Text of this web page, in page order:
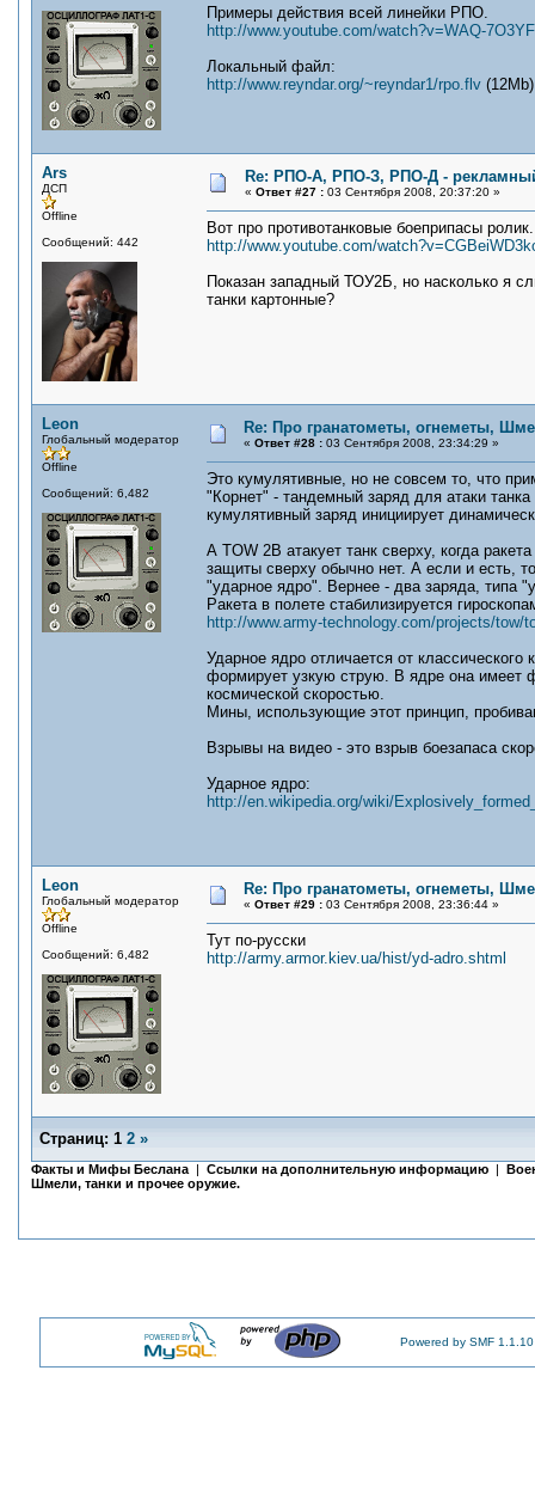
Примеры действия всей линейки РПО.
http://www.youtube.com/watch?v=WAQ-
Локальный файл:
http://www.reyndar.org/~reyndar1/rpo.flv (12Mb)
Ars
ДСП
Offline
Сообщений: 442
Re: РПО-А, РПО-З, РПО-Д -
« Ответ #27 : 03 Сентября 2008, 20:37:20 »
Вот про противотанковые боеприпасы
http://www.youtube.com/
Показан западный ТОУ2Б, но насколько я
танки картонные?
Leon
Глобальный модератор
Offline
Сообщений: 6,482
Re: Про гранатометы, огнеметы,
« Ответ #28 : 03 Сентября 2008, 23:34:29 »
Это кумулятивные, но не совсем то, что
"Корнет" - тандемный заряд для атаки
кумулятивный заряд инициирует
А TOW 2B атакует танк сверху, когда
защиты сверху обычно нет. А если и есть,
"ударное ядро". Вернее - два заряда, типа
Ракета в полете стабилизируется
http://www.army-technology.com/projects/tow/
Ударное ядро отличается от
формирует узкую струю. В ядре она
космической скоростью.
Мины, использующие этот принцип,
Взрывы на видео - это взрыв боезапаса
Ударное ядро:
http://en.wikipedia.org/wiki/
Leon
Глобальный модератор
Offline
Сообщений: 6,482
Re: Про гранатометы, огнеметы,
« Ответ #29 : 03 Сентября 2008, 23:36:44 »
Тут по-русски
http://army.armor.kiev.ua/hist/yd-adro.shtml
Страниц: 1 2 »
Факты и Мифы Беслана | Ссылки на дополнительную информацию |
Шмели, танки и прочее оружие.
Powered by SMF 1.1.10